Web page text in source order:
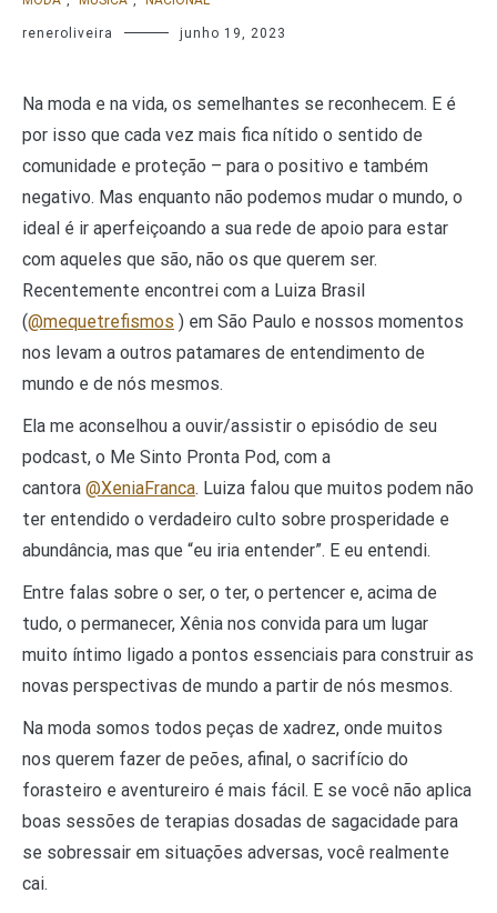
reneroliveira junho 19, 2023
Na moda e na vida, os semelhantes se reconhecem. E é
por isso que cada vez mais fica nítido o sentido de
comunidade e proteção – para o positivo e também
negativo. Mas enquanto não podemos mudar o mundo, o
ideal é ir aperfeiçoando a sua rede de apoio para estar
com aqueles que são, não os que querem ser.
Recentemente encontrei com a Luiza Brasil
(@mequetrefismos ) em São Paulo e nossos momentos
nos levam a outros patamares de entendimento de
mundo e de nós mesmos.
Ela me aconselhou a ouvir/assistir o episódio de seu
podcast, o Me Sinto Pronta Pod, com a
cantora @XeniaFranca. Luiza falou que muitos podem não
ter entendido o verdadeiro culto sobre prosperidade e
abundância, mas que “eu iria entender”. E eu entendi.
Entre falas sobre o ser, o ter, o pertencer e, acima de
tudo, o permanecer, Xênia nos convida para um lugar
muito íntimo ligado a pontos essenciais para construir as
novas perspectivas de mundo a partir de nós mesmos.
Na moda somos todos peças de xadrez, onde muitos
nos querem fazer de peões, afinal, o sacrifício do
forasteiro e aventureiro é mais fácil. E se você não aplica
boas sessões de terapias dosadas de sagacidade para
se sobressair em situações adversas, você realmente
cai.